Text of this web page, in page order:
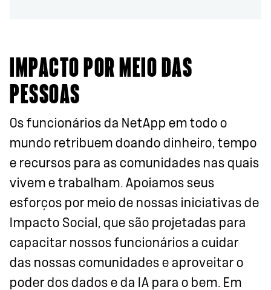
IMPACTO POR MEIO DAS
PESSOAS
Os funcionários da NetApp em todo o
mundo retribuem doando dinheiro, tempo
e recursos para as comunidades nas quais
vivem e trabalham. Apoiamos seus
esforços por meio de nossas iniciativas de
Impacto Social, que são projetadas para
capacitar nossos funcionários a cuidar
das nossas comunidades e aproveitar o
poder dos dados e da IA para o bem. Em